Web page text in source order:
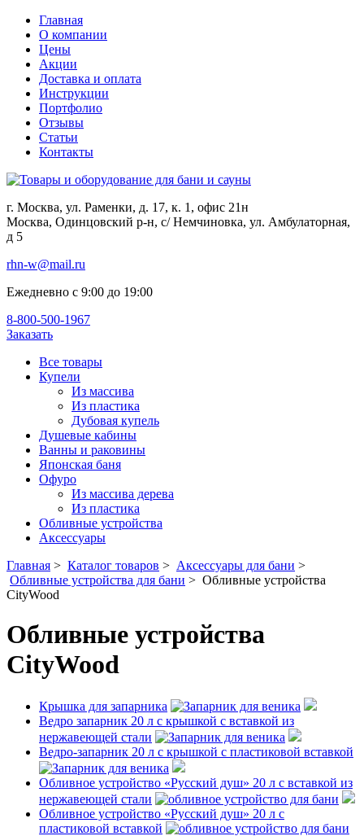
Главная
О компании
Цены
Акции
Доставка и оплата
Инструкции
Портфолио
Отзывы
Статьи
Контакты
г. Москва, ул. Раменки, д. 17, к. 1, офис 21н
Москва, Одинцовский р-н, с/ Немчиновка, ул. Амбулаторная,
д 5
rhn-w@mail.ru
Ежедневно с 9:00 до 19:00
8-800-500-1967
Заказать
Все товары
Купели
Из массива
Из пластика
Дубовая купель
Душевые кабины
Ванны и раковины
Японская баня
Офуро
Из массива дерева
Из пластика
Обливные устройства
Аксессуары
Главная > Каталог товаров > Аксессуары для бани >
Обливные устройства для бани > Обливные устройства
CityWood
Обливные устройства
CityWood
Крышка для запарника
Ведро запарник 20 л с крышкой с вставкой из
нержавеющей стали
Ведро-запарник 20 л с крышкой с пластиковой вставкой
Обливное устройство «Русский душ» 20 л с вставкой из
нержавеющей стали
Обливное устройство «Русский душ» 20 л с
пластиковой вставкой